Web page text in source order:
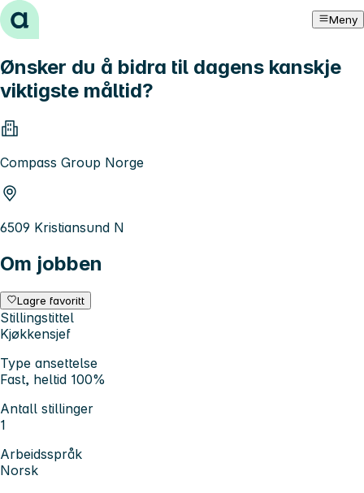
Hopp til innhold Meny
Ønsker du å bidra til dagens kanskje
viktigste måltid?
Compass Group Norge
6509 Kristiansund N
Om jobben
Lagre favoritt
Stillingstittel
Kjøkkensjef
Type ansettelse
Fast, heltid 100%
Antall stillinger
1
Arbeidsspråk
Norsk